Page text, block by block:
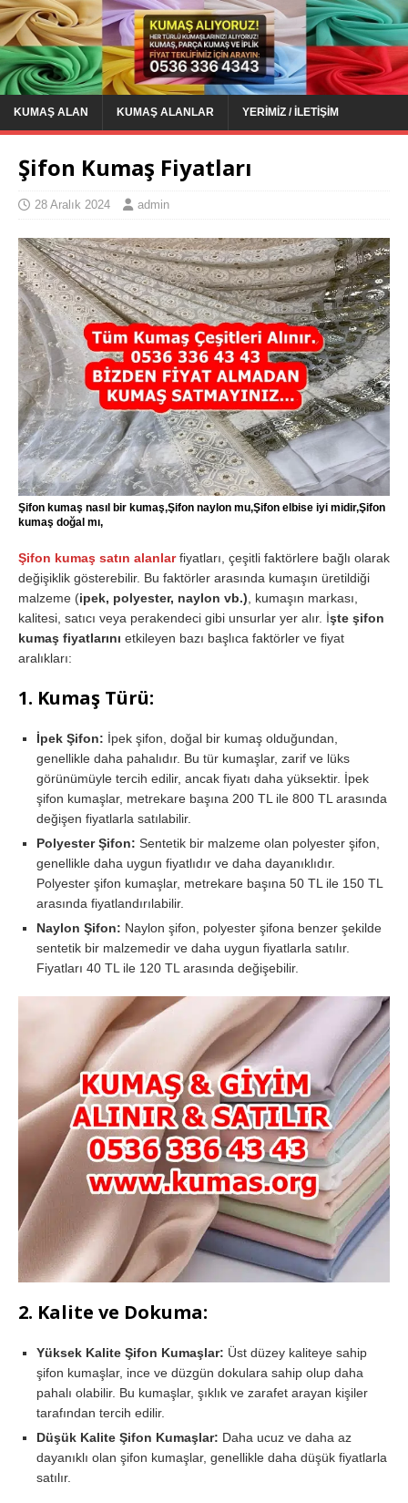
KUMAŞ ALAN KUMAŞ ALANLAR YERIMIZ / İLETIŞIM
Şifon Kumaş Fiyatları
28 Aralık 2024 admin
Şifon kumaş nasıl bir kumaş,Şifon naylon mu,Şifon elbise iyi midir,Şifon
kumaş doğal mı,
Şifon kumaş satın alanlarfiyatları, çeşitli faktörlere bağlı olarak
değişiklik gösterebilir. Bu faktörler arasında kumaşın üretildiği
malzeme (ipek, polyester, naylon vb.) , kumaşın markası,
kalitesi, satıcı veya perakendeci gibi unsurlar yer alır. İşte şifon
kumaş fiyatlarını etkileyen bazı başlıca faktörler ve fiyat
aralıkları:
1. Kumaş Türü:
İpek Şifon: İpek şifon, doğal bir kumaş olduğundan,
genellikle daha pahalıdır. Bu tür kumaşlar, zarif ve lüks
görünümüyle tercih edilir, ancak fiyatı daha yüksektir. İpek
şifon kumaşlar, metrekare başına 200 TL ile 800 TL arasında
değişen fiyatlarla satılabilir.
Polyester Şifon: Sentetik bir malzeme olan polyester şifon,
genellikle daha uygun fiyatlıdır ve daha dayanıklıdır.
Polyester şifon kumaşlar, metrekare başına 50 TL ile 150 TL
arasında fiyatlandırılabilir.
Naylon Şifon: Naylon şifon, polyester şifona benzer şekilde
sentetik bir malzemedir ve daha uygun fiyatlarla satılır.
Fiyatları 40 TL ile 120 TL arasında değişebilir.
2. Kalite ve Dokuma:
Yüksek Kalite Şifon Kumaşlar: Üst düzey kaliteye sahip
şifon kumaşlar, ince ve düzgün dokulara sahip olup daha
pahalı olabilir. Bu kumaşlar, şıklık ve zarafet arayan kişiler
tarafından tercih edilir.
Düşük Kalite Şifon Kumaşlar: Daha ucuz ve daha az
dayanıklı olan şifon kumaşlar, genellikle daha düşük fiyatlarla
satılır.